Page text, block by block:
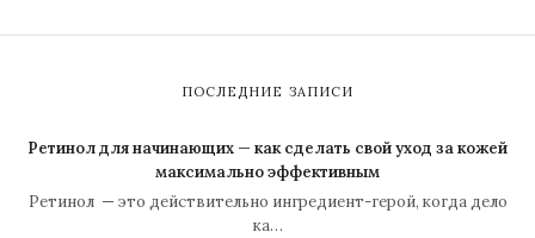
ПОСЛЕДНИЕ ЗАПИСИ
Ретинол для начинающих — как сделать свой уход за кожей
максимально эффективным
Ретинол — это действительно ингредиент-герой, когда дело
ка…